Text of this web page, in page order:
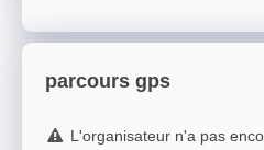
parcours gps
L'organisateur n'a pas